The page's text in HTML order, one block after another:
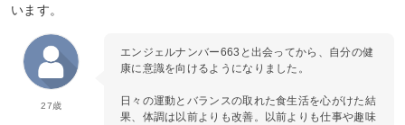
います。
27歳
エンジェルナンバー663と出会ってから、自分の健
康に意識を向けるようになりました。
日々の運動とバランスの取れた食生活を心がけた結
果、体調は以前よりも改善。以前よりも仕事や趣味